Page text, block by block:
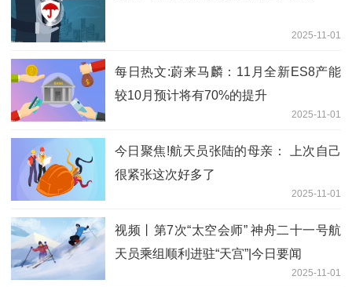
2025-11-01
每日热文:蔚来马麟：11月全新ES8产能
较10月预计将有70%的提升
2025-11-01
今日聚焦!航天员张陆的母亲： 上次自己
很紧张这次好多了
2025-11-01
视频丨第7次“太空会师” 神舟二十一号航
天员乘组顺利进驻“天宫”|今日要闻
2025-11-01